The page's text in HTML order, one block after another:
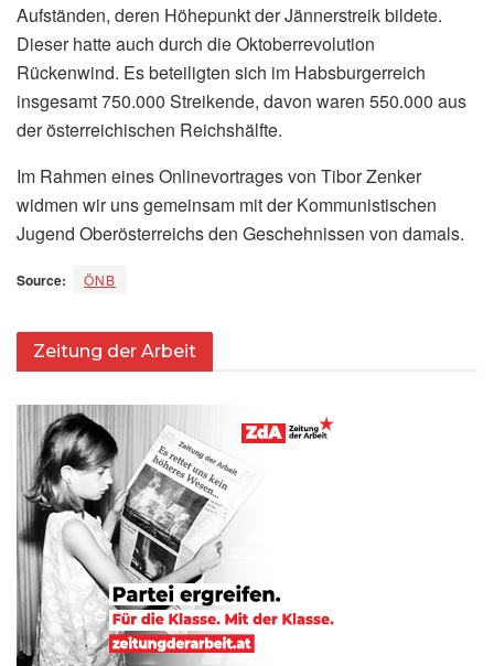
Aufständen, deren Höhepunkt der Jännerstreik bildete.
Dieser hatte auch durch die Oktoberrevolution
Rückenwind. Es beteiligten sich im Habsburgerreich
insgesamt 750.000 Streikende, davon waren 550.000 aus
der österreichischen Reichshälfte.
Im Rahmen eines Onlinevortrages von Tibor Zenker
widmen wir uns gemeinsam mit der Kommunistischen
Jugend Oberösterreichs den Geschehnissen von damals.
Source: ÖNB
Zeitung der Arbeit